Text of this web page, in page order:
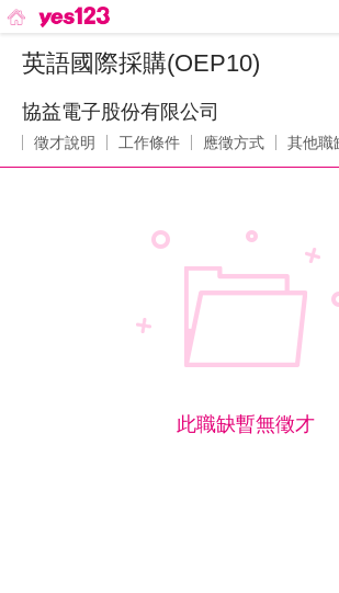
英語國際採購(OEP10)
協益電子股份有限公司
徵才說明 工作條件 應徵方式 其他職
此職缺暫無徵才